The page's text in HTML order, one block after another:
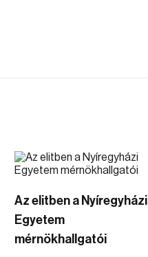
Az elitben a Nyíregyházi
Egyetem
mérnökhallgatói